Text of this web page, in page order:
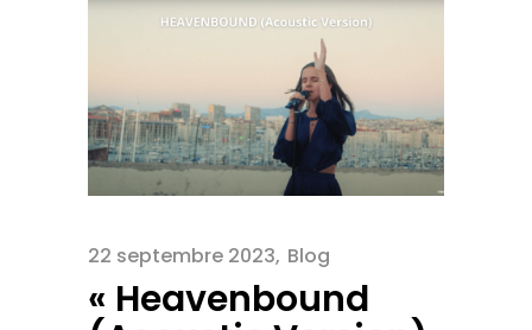
22 septembre 2023 Blog
« Heavenbound